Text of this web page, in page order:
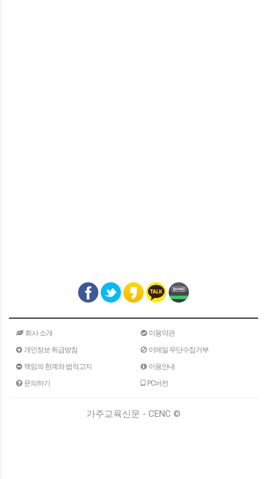
회사 소개
이용약관
개인정보 취급방침
이메일 무단수집거부
책임의 한계와 법적고지
이용안내
문의하기
PC버전
가주교육신문 - CENC ©